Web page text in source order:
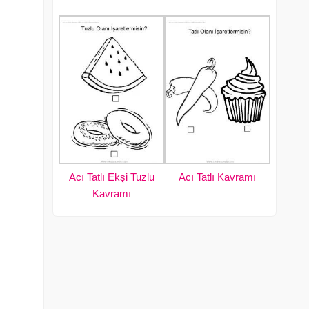
Acı Tatlı Ekşi Tuzlu
Kavramı
Acı Tatlı Kavramı